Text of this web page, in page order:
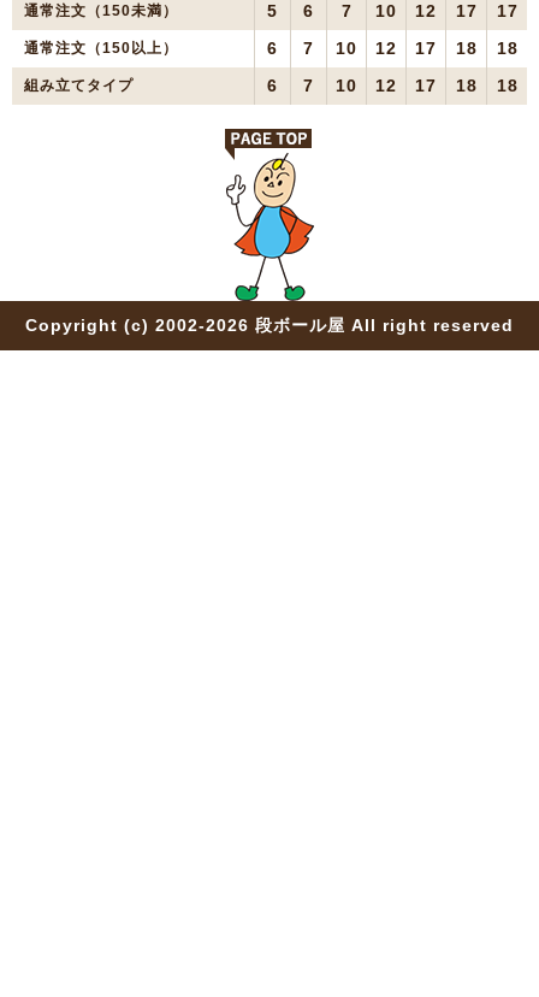
通常注文（150未満） 5 6 7 10 12 17 17
通常注文（150以上） 6 7 10 12 17 18 18
組み立てタイプ 6 7 10 12 17 18 18
Copyright (c) 2002-2026 段ボール屋 All right reserved